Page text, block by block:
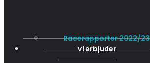
Racerapporter 2022/23
Vi erbjuder